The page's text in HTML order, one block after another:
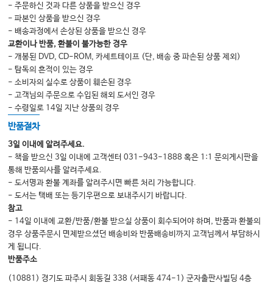
Episode 15 전정신경염
PART 05. 호르몬대사 질환
Episode 16 골다공증
Episode 17 갑상선항진증
Episode 18 갑상선저하증
Episode 19 쿠싱증후군
- 주문하신 것과 다른 상품을 받으신 경우
- 파본인 상품을 받으신 경우
- 배송과정에서 손상된 상품을 받으신 경우
교환이나 반품, 환불이 불가능한 경우
- 개봉된 DVD, CD-ROM, 카세트테이프 (단, 배송 중 파손된 상품 제외)
- 탐독의 흔적이 있는 경우
- 소비자의 실수로 상품이 훼손된 경우
- 고객님의 주문으로 수입된 해외 도서인 경우
- 수령일로 14일 지난 상품의 경우
반품절차
3일 이내에 알려주세요.
- 책을 받으신 3일 이내에 고객센터 031-943-1888 혹은 1:1 문의게시판을
통해 반품의사를 알려주세요.
- 도서명과 환불 계좌를 알려주시면 빠른 처리 가능합니다.
- 도서는 택배 또는 등기우편으로 보내주시기 바랍니다.
참고
- 14일 이내에 교환/반품/환불 받으실 상품이 회수되어야 하며, 반품과 환불의
경우 상품주문시 면제받으셨던 배송비와 반품배송비까지 고객님께서 부담하시
게 됩니다.
반품주소
(10881) 경기도 파주시 회동길 338 (서패동 474-1) 군자출판사빌딩 4층